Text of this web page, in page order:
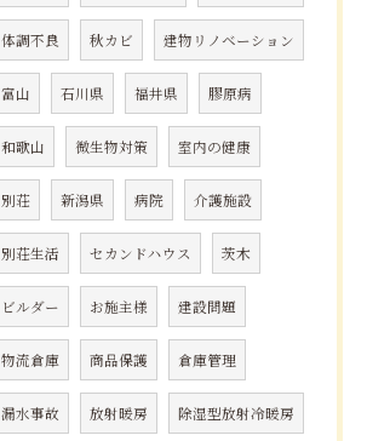
体調不良 秋カビ 建物リノベーション
富山 石川県 福井県 膠原病
和歌山 微生物対策 室内の健康
別荘 新潟県 病院 介護施設
別荘生活 セカンドハウス 茨木
ビルダー お施主様 建設問題
物流倉庫 商品保護 倉庫管理
漏水事故 放射暖房 除湿型放射冷暖房